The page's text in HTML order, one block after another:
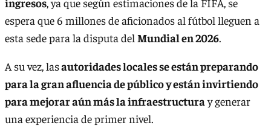
espera que 6 millones de aficionados al fútbol lleguen a
esta sede para la disputa del Mundial en 2026.
A su vez, lasautoridades locales se están preparando
para la gran afluencia de público y están invirtiendo
para mejorar aún más la infraestructuray generar
una experiencia de primer nivel.